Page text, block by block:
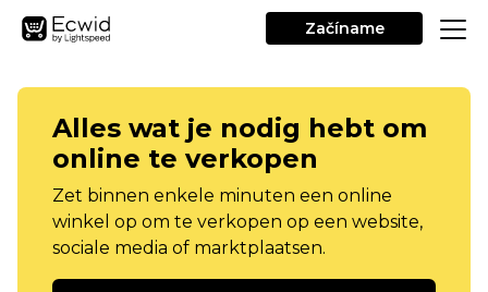
Začíname
Alles wat je nodig hebt om
online te verkopen
Zet binnen enkele minuten een online
winkel op om te verkopen op een website,
sociale media of marktplaatsen.